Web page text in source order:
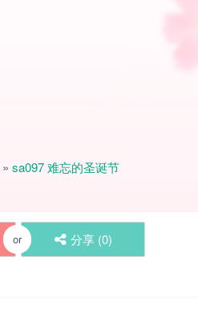
» sa097 难忘的圣诞节
or 分享 (0)